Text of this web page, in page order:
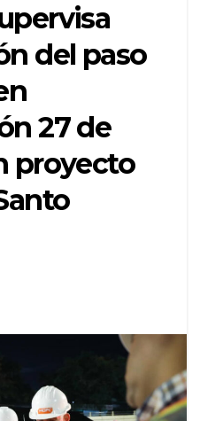
del paso
27 de
proyecto